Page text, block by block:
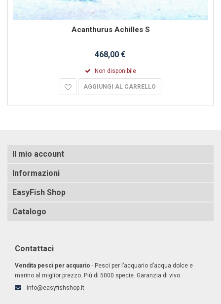
Acanthurus Achilles S
468,00 €
Non disponibile
AGGIUNGI AL CARRELLO
Il mio account
Informazioni
EasyFish Shop
Catalogo
Contattaci
Vendita pesci per acquario - Pesci per l’acquario d’acqua dolce e
marino al miglior prezzo. Più di 5000 specie. Garanzia di vivo.
info@easyfishshop.it